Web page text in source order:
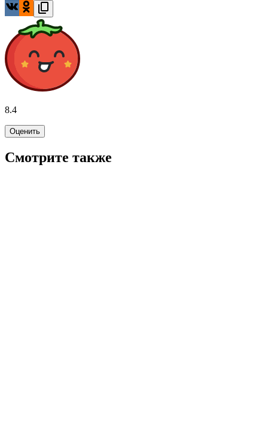
8.4
Оценить
Смотрите также